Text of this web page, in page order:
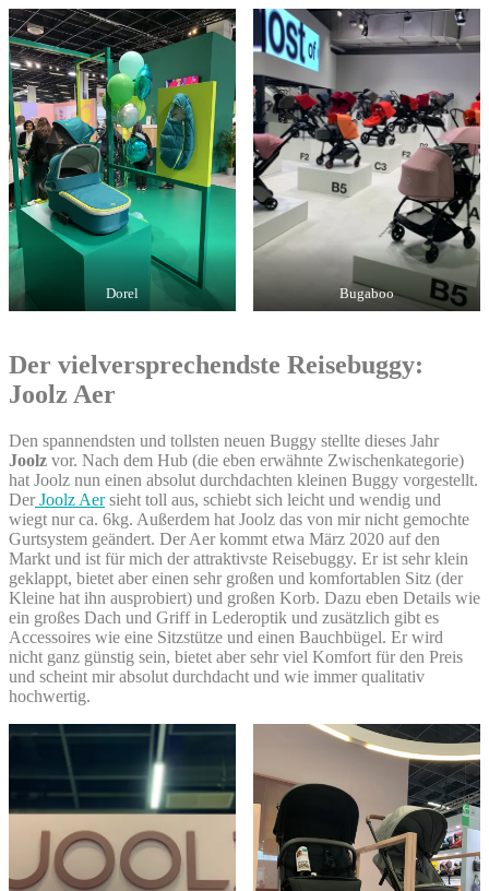
Dorel Bugaboo
Der vielversprechendste Reisebuggy:
Joolz Aer
Den spannendsten und tollsten neuen Buggy stellte dieses Jahr
Joolz vor. Nach dem Hub (die eben erwähnte Zwischenkategorie)
hat Joolz nun einen absolut durchdachten kleinen Buggy vorgestellt.
DerJoolz Aersieht toll aus, schiebt sich leicht und wendig und
wiegt nur ca. 6kg. Außerdem hat Joolz das von mir nicht gemochte
Gurtsystem geändert. Der Aer kommt etwa März 2020 auf den
Markt und ist für mich der attraktivste Reisebuggy. Er ist sehr klein
geklappt, bietet aber einen sehr großen und komfortablen Sitz (der
Kleine hat ihn ausprobiert) und großen Korb. Dazu eben Details wie
ein großes Dach und Griff in Lederoptik und zusätzlich gibt es
Accessoires wie eine Sitzstütze und einen Bauchbügel. Er wird
nicht ganz günstig sein, bietet aber sehr viel Komfort für den Preis
und scheint mir absolut durchdacht und wie immer qualitativ
hochwertig.